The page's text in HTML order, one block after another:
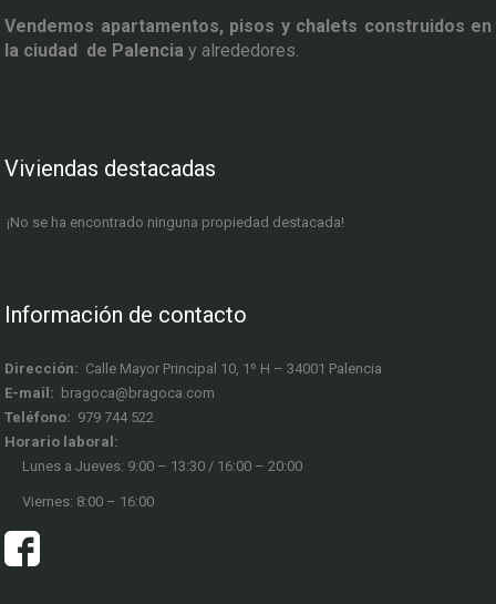
Vendemos apartamentos, pisos y chalets construidos en
la ciudad de Palencia y alrededores.
Viviendas destacadas
¡No se ha encontrado ninguna propiedad destacada!
Información de contacto
Dirección: Calle Mayor Principal 10, 1º H – 34001 Palencia
E-mail: bragoca@bragoca.com
Teléfono: 979 744 522
Horario laboral:
Lunes a Jueves: 9:00 – 13:30 / 16:00 – 20:00
Viernes: 8:00 – 16:00